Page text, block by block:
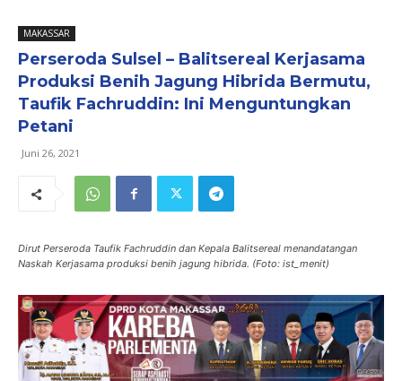
MAKASSAR
Perseroda Sulsel – Balitsereal Kerjasama
Produksi Benih Jagung Hibrida Bermutu,
Taufik Fachruddin: Ini Menguntungkan
Petani
Juni 26, 2021
Dirut Perseroda Taufik Fachruddin dan Kepala Balitsereal menandatangan
Naskah Kerjasama produksi benih jagung hibrida. (Foto: ist_menit)